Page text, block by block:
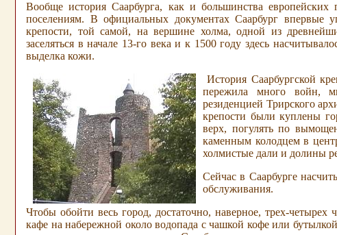
Вообще история Саарбурга, как и большинства европейских
поселениям. В официальных документах Саарбург впервые
крепости, той самой, на вершине холма, одной из
заселяться в начале 13-го века и к 1500 году здесь
выделка кожи.
История Саарбургской
пережила много войн,
резиденцией Трирского
крепости были куплены
верх, погулять по
каменным колодцем в
холмистые дали и долины
Сейчас в Саарбурге
обслуживания.
Чтобы обойти весь город, достаточно, наверное, трех-
кафе на набережной около водопада с чашкой кофе или